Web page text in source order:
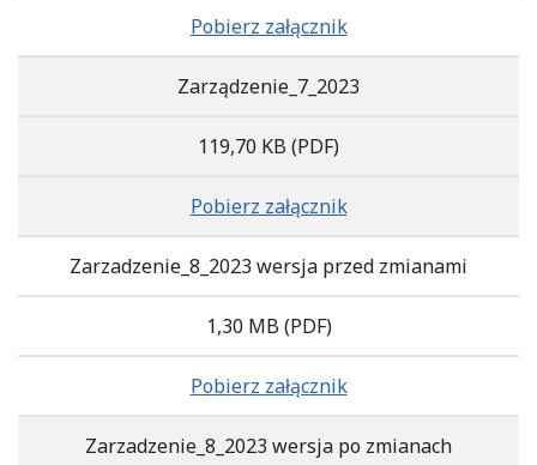
Pobierz załącznik
Zarządzenie_7_2023
119,70 KB (PDF)
Pobierz załącznik
Zarzadzenie_8_2023 wersja przed zmianami
1,30 MB (PDF)
Pobierz załącznik
Zarzadzenie_8_2023 wersja po zmianach